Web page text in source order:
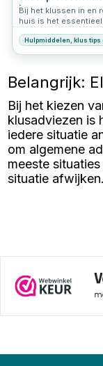
expansiepluggen,
hollewandpluggen,
en slagpluggen.
bouw
Bij het klussen in en
huis is het essentieel
voorraad te hebben.
meubels in elkaar zet,
hebben van de juiste
de vier meest
schroefmaten die je
moet hebben liggen:
Hulpmiddelen, klus tips
Belangrijk:
Bij het kiezen
klusadviezen is
iedere situatie
om algemene
meeste
situatie afwijken.